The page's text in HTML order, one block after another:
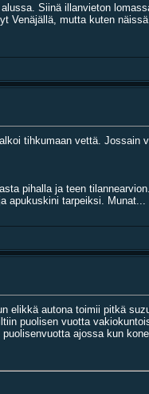
Siinä illanvieton
Venäjällä, mutta kuten näissä
tihkumaan vettä. Jossain
pihalla ja teen
apukuskini tarpeiksi. Munat...
elikkä autona toimii pitkä
puolisen vuotta
ajossa kun